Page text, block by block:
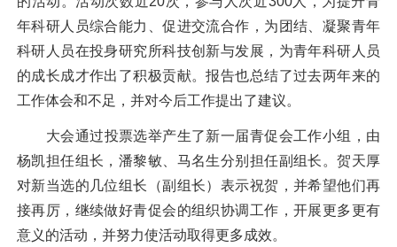
年科研人员综合能力、促进交流合作，为团结、凝聚青年
科研人员在投身研究所科技创新与发展，为青年科研人员
的成长成才作出了积极贡献。报告也总结了过去两年来的
工作体会和不足，并对今后工作提出了建议。
大会通过投票选举产生了新一届青促会工作小组，由
杨凯担任组长，潘黎敏、马名生分别担任副组长。贺天厚
对新当选的几位组长（副组长）表示祝贺，并希望他们再
接再厉，继续做好青促会的组织协调工作，开展更多更有
意义的活动，并努力使活动取得更多成效。